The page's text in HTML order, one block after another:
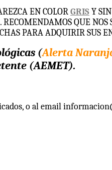
EN COLORGRISY
QUE
PARA ADQUIRIR SUS
(Alerta
(AEMET).
o al email